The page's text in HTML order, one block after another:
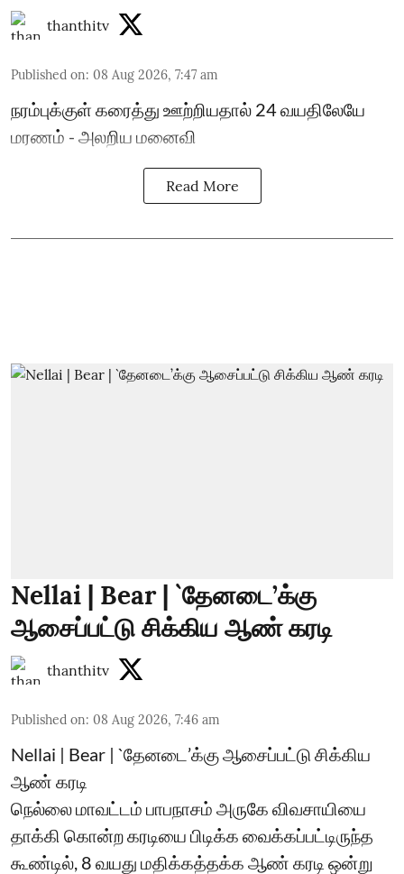
thanthitv
Published on: 08 Aug 2026, 7:47 am
நரம்புக்குள் கரைத்து ஊற்றியதால் 24 வயதிலேயே
மரணம் - அலறிய மனைவி
Read More
Nellai | Bear | `தேனடை’க்கு
ஆசைப்பட்டு சிக்கிய ஆண் கரடி
thanthitv
Published on: 08 Aug 2026, 7:46 am
Nellai | Bear | `தேனடை’க்கு ஆசைப்பட்டு சிக்கிய
ஆண் கரடி
நெல்லை மாவட்டம் பாபநாசம் அருகே விவசாயியை
தாக்கி கொன்ற கரடியை பிடிக்க வைக்கப்பட்டிருந்த
கூண்டில், 8 வயது மதிக்கத்தக்க ஆண் கரடி ஒன்று